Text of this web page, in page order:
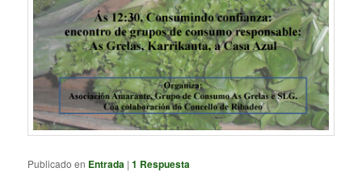
Publicado en Entrada |1 Respuesta